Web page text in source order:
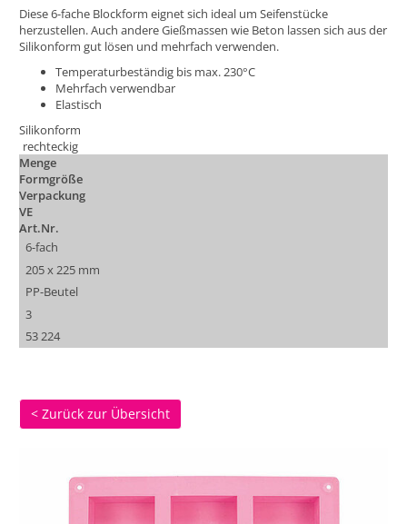
Diese 6-fache Blockform eignet sich ideal um Seifenstücke
herzustellen. Auch andere Gießmassen wie Beton lassen sich aus der
Silikonform gut lösen und mehrfach verwenden.
Temperaturbeständig bis max. 230°C
Mehrfach verwendbar
Elastisch
Silikonform
rechteckig
Menge
Formgröße
Verpackung
VE
Art.Nr.
6-fach
205 x 225 mm
PP-Beutel
3
53 224
< Zurück zur Übersicht